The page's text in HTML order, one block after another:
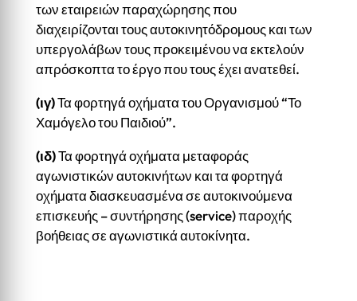
των εταιρειών παραχώρησης που
διαχειρίζονται τους αυτοκινητόδρομους και των
υπεργολάβων τους προκειμένου να εκτελούν
απρόσκοπτα το έργο που τους έχει ανατεθεί.
(ιγ)Τα φορτηγά οχήματα του Οργανισμού “Το
Χαμόγελο του Παιδιού”.
(ιδ)Τα φορτηγά οχήματα μεταφοράς
αγωνιστικών αυτοκινήτων και τα φορτηγά
οχήματα διασκευασμένα σε αυτοκινούμενα
επισκευής – συντήρησης (service) παροχής
βοήθειας σε αγωνιστικά αυτοκίνητα.